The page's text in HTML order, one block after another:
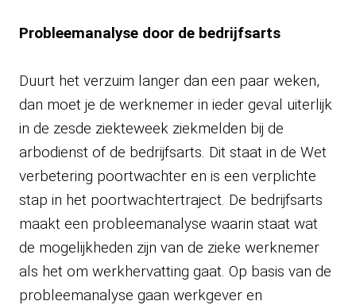
Probleemanalyse door de bedrijfsarts
Duurt het verzuim langer dan een paar weken,
dan moet je de werknemer in ieder geval uiterlijk
in de zesde ziekteweek ziekmelden bij de
arbodienst of de bedrijfsarts. Dit staat in de Wet
verbetering poortwachter en is een verplichte
stap in het poortwachtertraject. De bedrijfsarts
maakt een probleemanalyse waarin staat wat
de mogelijkheden zijn van de zieke werknemer
als het om werkhervatting gaat. Op basis van de
probleemanalyse gaan werkgever en